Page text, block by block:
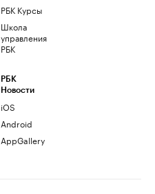
РБК Курсы
Школа
управления
РБК
РБК
Новости
iOS
Android
AppGallery